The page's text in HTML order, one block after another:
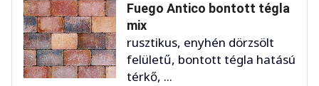
Fuego Antico bontott tégla
mix
rusztikus, enyhén dörzsölt
felületű, bontott tégla hatású
térkő, ...